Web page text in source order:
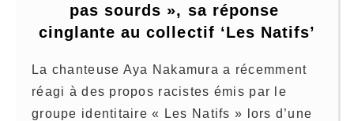
pas sourds », sa réponse
cinglante au collectif ‘Les Natifs’
La chanteuse Aya Nakamura a récemment
réagi à des propos racistes émis par le
groupe identitaire « Les Natifs » lors d’une